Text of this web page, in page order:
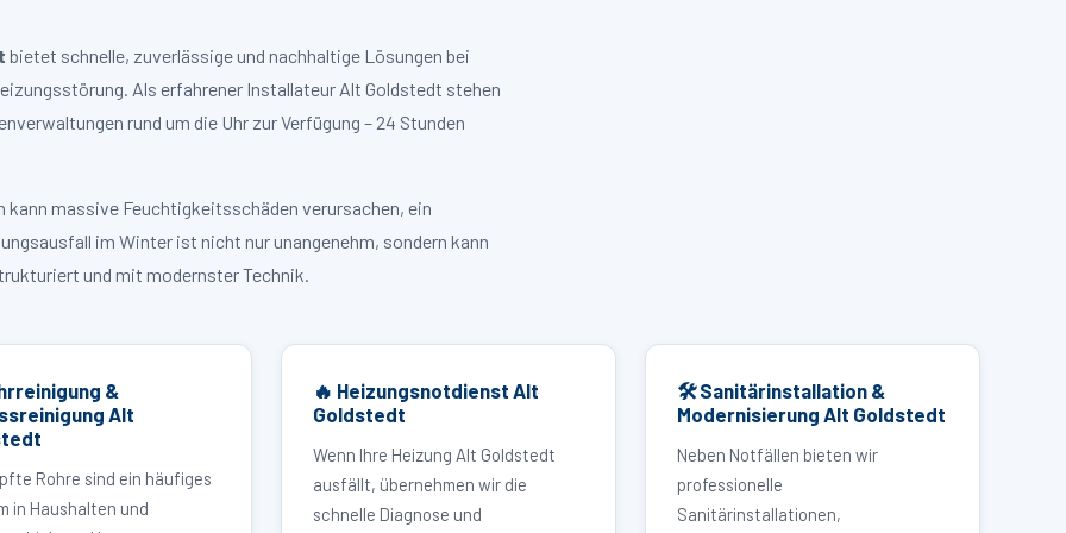
bietet schnelle, zuverlässige und nachhaltige Lösungen bei
Als erfahrener Installateur Alt Goldstedt stehen
rund um die Uhr zur Verfügung – 24 Stunden
massive Feuchtigkeitsschäden verursachen, ein
im Winter ist nicht nur unangenehm, sondern kann
und mit modernster Technik.
&
Alt
Rohre sind ein häufiges
in Haushalten und
🔥 Heizungsnotdienst Alt
Goldstedt
Wenn Ihre Heizung Alt Goldstedt
ausfällt, übernehmen wir die
schnelle Diagnose und
🛠 Sanitärinstallation &
Modernisierung Alt Goldstedt
Neben Notfällen bieten wir
professionelle
Sanitärinstallationen,